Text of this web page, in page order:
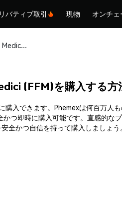
バティブ取引 現物 オンチェ
Florence Finance Medici (FFM) を安全に購入・保管
(FFM)を購入する方
購入できます。Phemexは何百万
つ即時に購入可能です。直感的
全かつ自信を持って購入しましょう。